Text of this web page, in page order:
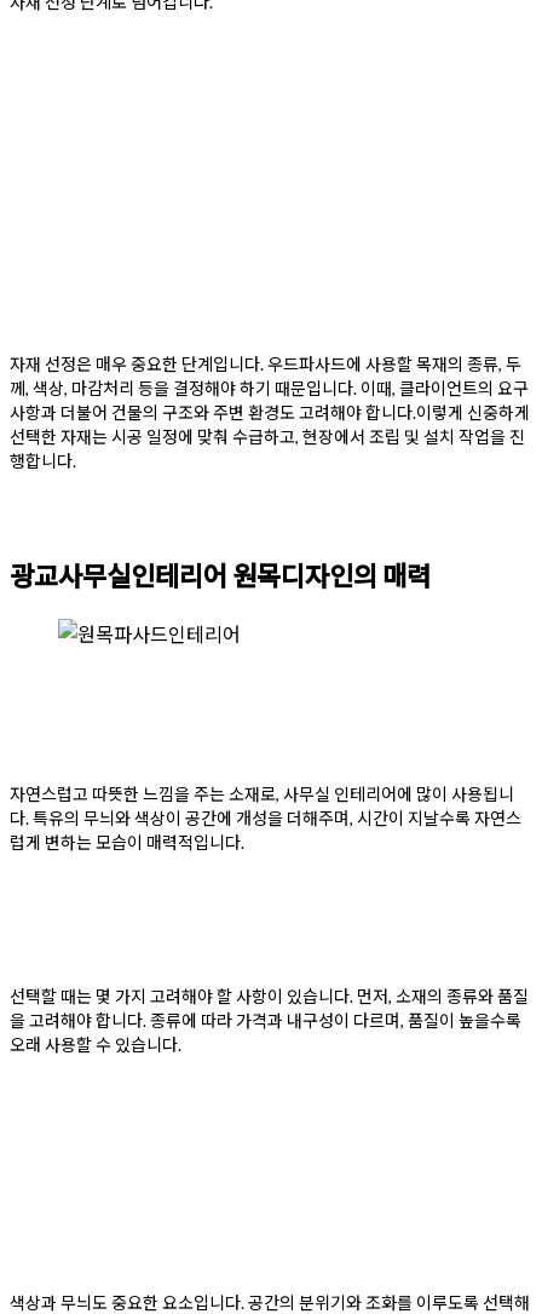
자재 선정은 매우 중요한 단계입니다. 우드파사드에 사용할 목재의 종류, 두
께, 색상, 마감처리 등을 결정해야 하기 때문입니다. 이때, 클라이언트의 요구
사항과 더불어 건물의 구조와 주변 환경도 고려해야 합니다.이렇게 신중하게
선택한 자재는 시공 일정에 맞춰 수급하고, 현장에서 조립 및 설치 작업을 진
행합니다.
광교사무실인테리어 원목디자인의 매력
자연스럽고 따뜻한 느낌을 주는 소재로, 사무실 인테리어에 많이 사용됩니
다. 특유의 무늬와 색상이 공간에 개성을 더해주며, 시간이 지날수록 자연스
럽게 변하는 모습이 매력적입니다.
선택할 때는 몇 가지 고려해야 할 사항이 있습니다. 먼저, 소재의 종류와 품질
을 고려해야 합니다. 종류에 따라 가격과 내구성이 다르며, 품질이 높을수록
오래 사용할 수 있습니다.
색상과 무늬도 중요한 요소입니다. 공간의 분위기와 조화를 이루도록 선택해